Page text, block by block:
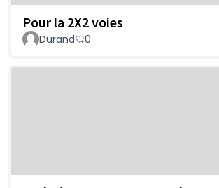
Pour la 2X2 voies
Durand 0